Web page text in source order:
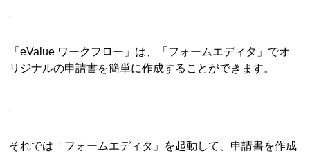
「eValue ワークフロー」は、「フォームエディタ」でオ
リジナルの申請書を簡単に作成することができます。
それでは「フォームエディタ」を起動して、申請書を作成